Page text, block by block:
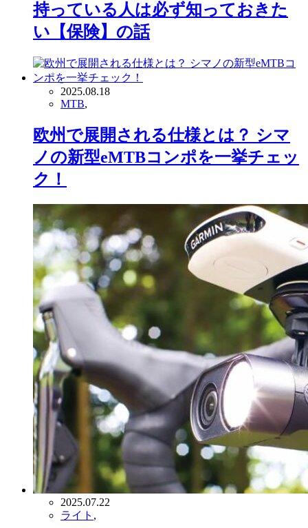
持っている人は必ず知っておきた
い【保険】の話
2025.08.18
MTB,
欧州で展開される仕様とは？ シマ
ノの新型eMTBコンポを一挙チェッ
ク！
2025.07.22
ライト ,